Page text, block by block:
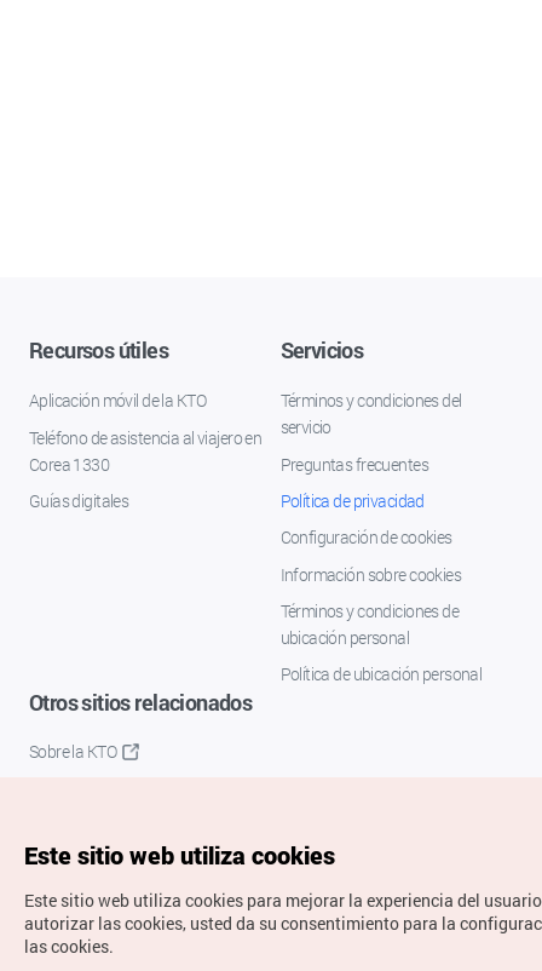
Recursos útiles
Aplicación móvil de la KTO
Teléfono de asistencia al viajero en
Corea 1330
Guías digitales
Servicios
Términos y condiciones del
servicio
Preguntas frecuentes
Política de privacidad
Configuración de cookies
Información sobre cookies
Términos y condiciones de
ubicación personal
Política de ubicación personal
Otros sitios relacionados
Sobre la KTO
Este sitio web utiliza cookies
Este sitio web utiliza cookies para mejorar la experiencia del
autorizar las cookies, usted da su consentimiento para la
las cookies.